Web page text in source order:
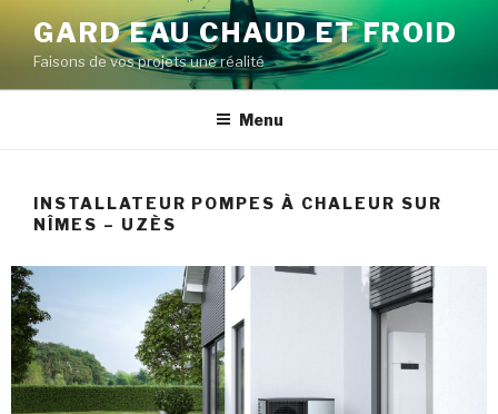
GARD EAU CHAUD ET FROID
Faisons de vos projets une réalité
Menu
INSTALLATEUR POMPES À CHALEUR SUR
NÎMES – UZÈS